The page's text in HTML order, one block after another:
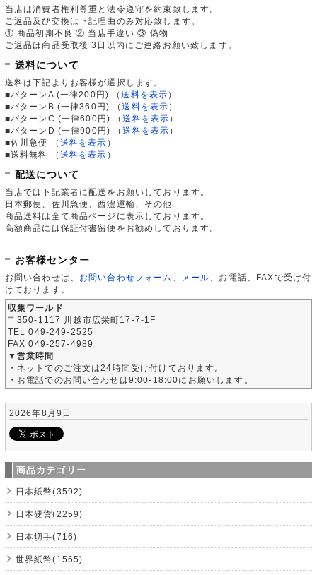
当店は消費者権利尊重と法令遵守を約束致します。
ご返品及び交換は下記理由のみ対応致します。
① 商品初期不良 ② 当店手違い ③ 偽物
ご返品は商品受取後 3日以内にご連絡お願い致します。
送料について
送料は下記よりお客様が選択します。
■パターンA (一律200円)
（送料を表示 ）
■パターンB (一律360円)
（送料を表示 ）
■パターンC (一律600円)
（送料を表示 ）
■パターンD (一律900円)
（送料を表示 ）
■佐川急便
（ 送料を表示 ）
■送料無料
（ 送料を表示 ）
配送について
当店では下記業者に配送をお願いしております。
日本郵便、佐川急便、西濃運輸、その他
商品送料は全て商品ページに表示しております。
高額商品には保証付書留便をお勧めしております。
お客様センター
お問い合わせは、 お問い合わせフォーム メール 、お電話、FAXで受け付
けております。
収集ワールド
〒350-1117 川越市広栄町17-7-1F
TEL 049-249-2525
FAX 049-257-4989
▼営業時間
・ネットでのご注文は24時間受け付けております。
・お電話でのお問い合わせは9:00-18:00にお願いします。
2026年8月9日
商品カテゴリー
日本紙幣(3592)
日本硬貨(2259)
日本切手(716)
世界紙幣(1565)